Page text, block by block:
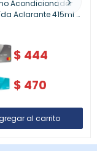
Acondicionador
Aclarante 415ml –
anticaída y
$ 444
$ 470